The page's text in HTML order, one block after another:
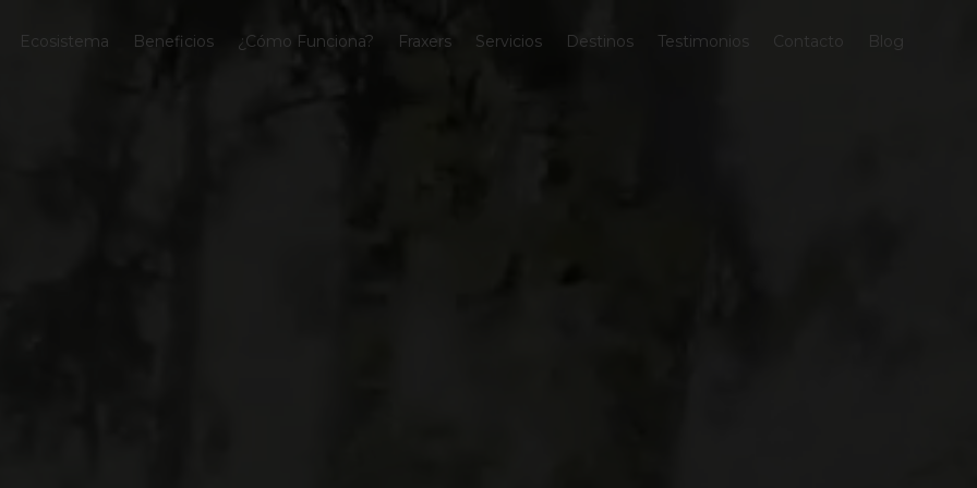
Ecosistema Beneficios ¿Cómo Funciona? Fraxers Servicios Destinos Testimonios Contacto Blog